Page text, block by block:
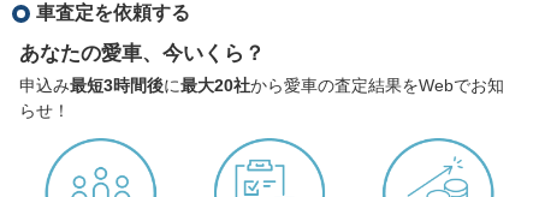
車査定を依頼する
あなたの愛車、今いくら？
申込み最短3時間後に最大20社から愛車の査定結果をWebでお知
らせ！